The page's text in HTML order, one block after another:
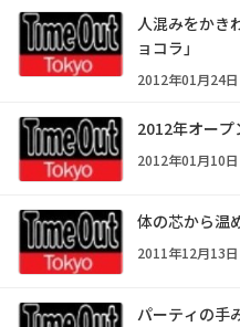
人混みをかき
ョコラ」
2012年01月24
2012年オープ
2012年01月10
体の芯から温
2011年12月13
パーティの手